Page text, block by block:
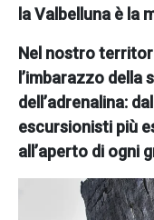
la Valbelluna è la
Nel nostro
l’imbarazzo della
dell’adrenalina:
escursionisti più
all’aperto di ogni